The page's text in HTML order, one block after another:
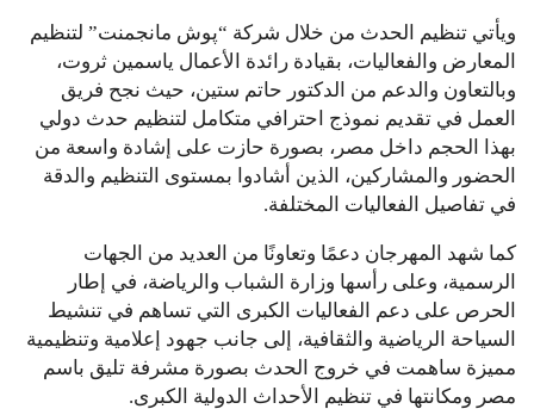
ويأتي تنظيم الحدث من خلال شركة “پوش مانجمنت” لتنظيم
المعارض والفعاليات، بقيادة رائدة الأعمال ياسمين ثروت،
وبالتعاون والدعم من الدكتور حاتم ستين، حيث نجح فريق
العمل في تقديم نموذج احترافي متكامل لتنظيم حدث دولي
بهذا الحجم داخل مصر، بصورة حازت على إشادة واسعة من
الحضور والمشاركين، الذين أشادوا بمستوى التنظيم والدقة
في تفاصيل الفعاليات المختلفة.
كما شهد المهرجان دعمًا وتعاونًا من العديد من الجهات
الرسمية، وعلى رأسها وزارة الشباب والرياضة، في إطار
الحرص على دعم الفعاليات الكبرى التي تساهم في تنشيط
السياحة الرياضية والثقافية، إلى جانب جهود إعلامية وتنظيمية
مميزة ساهمت في خروج الحدث بصورة مشرفة تليق باسم
مصر ومكانتها في تنظيم الأحداث الدولية الكبرى.